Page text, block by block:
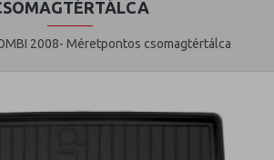
2008- Méretpontos csomagtértálca